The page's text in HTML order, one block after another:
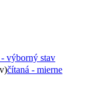
výborný stav
čítaná - mierne